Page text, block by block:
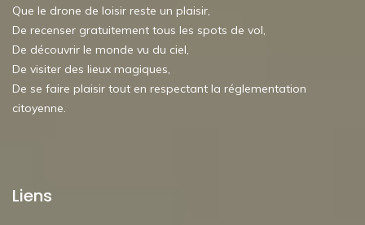
Que le drone de loisir reste un plaisir,
De recenser gratuitement tous les spots de vol,
De découvrir le monde vu du ciel,
De visiter des lieux magiques,
De se faire plaisir tout en respectant la réglementation
citoyenne.
Liens